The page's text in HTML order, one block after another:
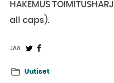
HAKEMUS
all caps).
JAA
JaaJaa
Uutiset